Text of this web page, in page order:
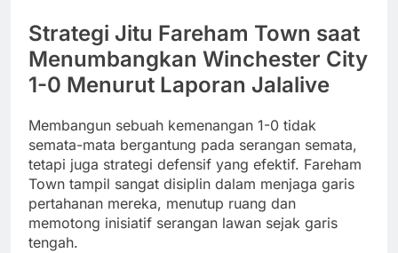
Strategi Jitu Fareham Town saat
Menumbangkan Winchester City
1-0 Menurut Laporan Jalalive
Membangun sebuah kemenangan 1-0 tidak
semata-mata bergantung pada serangan semata,
tetapi juga strategi defensif yang efektif. Fareham
Town tampil sangat disiplin dalam menjaga garis
pertahanan mereka, menutup ruang dan
memotong inisiatif serangan lawan sejak garis
tengah.